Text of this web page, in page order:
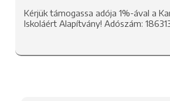
Kérjük támogassa adója 1%-ával a
Iskoláért Alapítvány! Adószám: